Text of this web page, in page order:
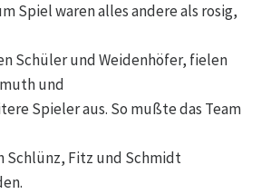
Spiel waren alles andere als rosig,
Schüler und Weidenhöfer, fielen
und
Spieler aus. So mußte das Team
Schlünz, Fitz und Schmidt